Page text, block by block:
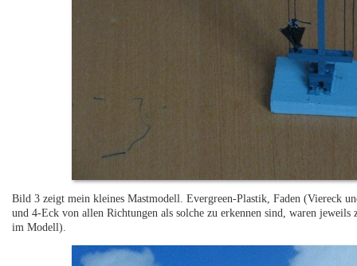
Bild 3 zeigt mein kleines Mastmodell. Evergreen-Plastik, Faden (Viereck
und 4-Eck von allen Richtungen als solche zu erkennen sind, waren
im Modell).